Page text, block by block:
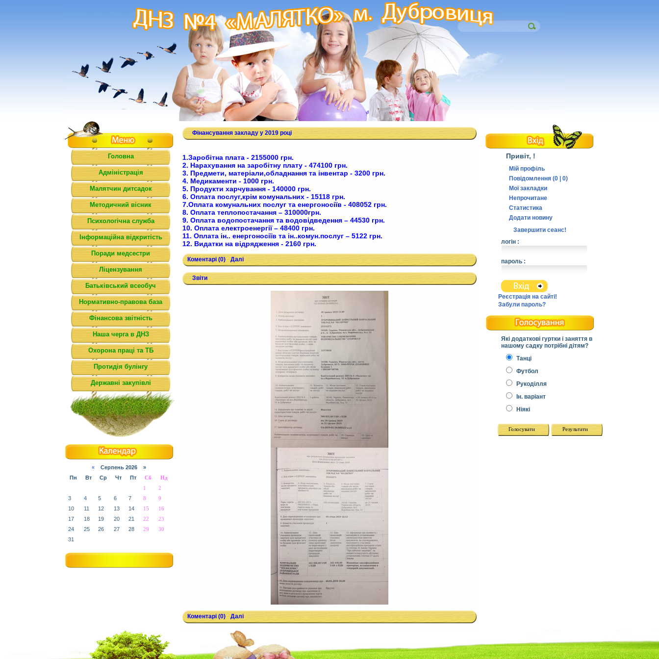
Головна
Адміністрація
Малятчин дитсадок
Методичний вісник
Психологічна служба
Інформаційна відкритість
Поради медсестри
Ліцензування
Батьківський всеобуч
Нормативно-правова база
Фінансова звітність
Наша черга в ДНЗ
Охорона праці та ТБ
Протидія булінгу
Державні закупівлі
« Серпень 2026 »
Пн
Вт Ср Чт Пт Сб
Нд
1
2
3
4 5 6 7 8
9
10
11 12 13 14 15
16
17
18 19 20 21 22
23
24
25 26 27 28 29
30
31
Фінансування закладу у 2019 році
1.Заробітна плата - 2155000 грн.
2. Нарахування на заробітну плату - 474100 грн.
3. Предмети, матеріали,обладнання та інвентар - 3200 грн.
4. Медикаменти - 1000 грн.
5. Продукти харчування - 140000 грн.
6. Оплата послуг,крім комунальних - 15118 грн.
7.Оплата комунальних послуг та енергоносіїв - 408052 грн.
8. Оплата теплопостачання – 310000грн.
9. Оплата водопостачання та водовідведення – 44530 грн.
10. Оплата електроенергії – 48400 грн.
11. Оплата ін.. енергоносіїв та ін..комун.послуг – 5122 грн.
12. Видатки на відрядження - 2160 грн.
Коментарі (0) Далі
Звіти
Коментарі (0) Далі
Привіт, !
Мій профіль
Повідомлення (0 | 0)
Мої закладки
Непрочитане
Статистика
Додати новину
Завершити сеанс!
логін :
пароль :
Реєстрація на сайті!
Забули пароль?
Які додаткові гуртки і заняття в
нашому садку потрібні дітям?
Танці
Футбол
Рукоділля
Ін. варіант
Ніякі